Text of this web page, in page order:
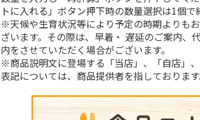
トに入れる」ボタン押下時の数量選択は1個で
※天候や生育状況等により予定の時期よりも
ざいます。その際は、早着・ 遅延のご案内、
内をさせていただく場合がございます。
※商品説明文に登場する「当店」、「自店」
表記については、商品提供者を指しております